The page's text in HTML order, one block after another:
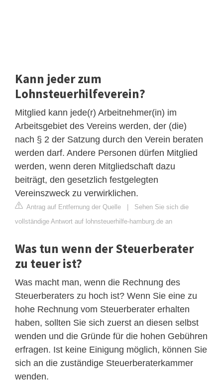
Kann jeder zum
Lohnsteuerhilfeverein?
Mitglied kann jede(r) Arbeitnehmer(in) im
Arbeitsgebiet des Vereins werden, der (die)
nach § 2 der Satzung durch den Verein beraten
werden darf. Andere Personen dürfen Mitglied
werden, wenn deren Mitgliedschaft dazu
beiträgt, den gesetzlich festgelegten
Vereinszweck zu verwirklichen.
Antrag auf Entfernung der Quelle | Sehen Sie sich die
vollständige Antwort auf lohnsteuerhilfe-hamburg.de an
Was tun wenn der Steuerberater
zu teuer ist?
Was macht man, wenn die Rechnung des
Steuerberaters zu hoch ist? Wenn Sie eine zu
hohe Rechnung vom Steuerberater erhalten
haben, sollten Sie sich zuerst an diesen selbst
wenden und die Gründe für die hohen Gebühren
erfragen. Ist keine Einigung möglich, können Sie
sich an die zuständige Steuerberaterkammer
wenden.